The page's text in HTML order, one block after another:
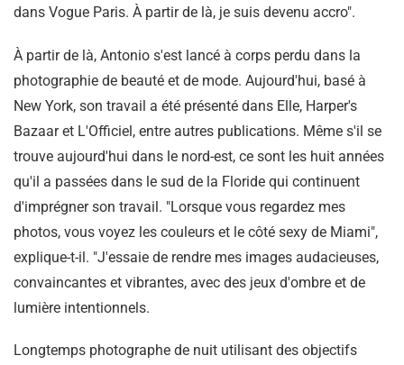
dans Vogue Paris. À partir de là, je suis devenu accro".
À partir de là, Antonio s'est lancé à corps perdu dans la
photographie de beauté et de mode. Aujourd'hui, basé à
New York, son travail a été présenté dans Elle, Harper's
Bazaar et L'Officiel, entre autres publications. Même s'il se
trouve aujourd'hui dans le nord-est, ce sont les huit années
qu'il a passées dans le sud de la Floride qui continuent
d'imprégner son travail. "Lorsque vous regardez mes
photos, vous voyez les couleurs et le côté sexy de Miami",
explique-t-il. "J'essaie de rendre mes images audacieuses,
convaincantes et vibrantes, avec des jeux d'ombre et de
lumière intentionnels.
Longtemps photographe de nuit utilisant des objectifs